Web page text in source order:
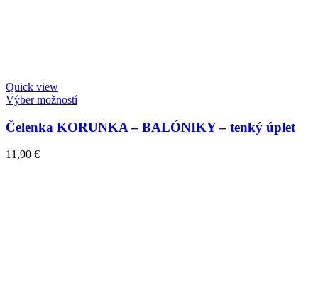
Quick view
Výber možností
Čelenka KORUNKA – BALÓNIKY – tenký úplet
11,90 €